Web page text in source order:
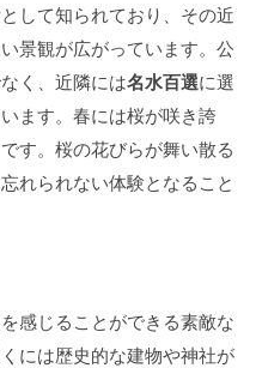
して知られており、その近
景観が広がっています。公
く、近隣には名水百選に選
ます。春には桜が咲き誇
す。桜の花びらが舞い散る
れられない体験となること
感じることができる素敵な
には歴史的な建物や神社が